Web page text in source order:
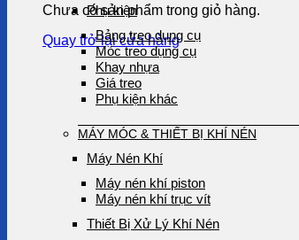
Chưa có sản phẩm trong giỏ hàng.
Quay trở lại cửa hàng
Phụ kiện
Bảng treo dụng cụ
Móc treo dụng cụ
Khay nhựa
Giá treo
Phụ kiện khác
MÁY MÓC & THIẾT BỊ KHÍ NÉN
Máy Nén Khí
Máy nén khí piston
Máy nén khí trục vít
Thiết Bị Xử Lý Khí Nén